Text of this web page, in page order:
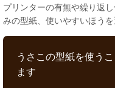
プリンターの有無や繰り返
みの型紙、使いやすいほうを
うさこの型紙を使う
ます